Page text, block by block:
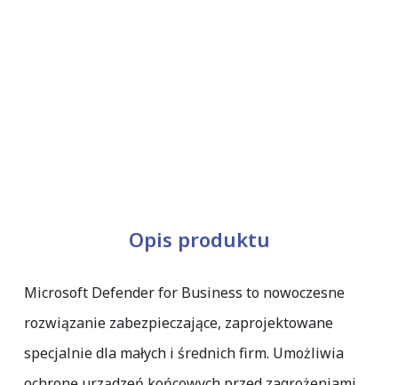
Opis produktu
Microsoft Defender for Business to nowoczesne
rozwiązanie zabezpieczające, zaprojektowane
specjalnie dla małych i średnich firm. Umożliwia